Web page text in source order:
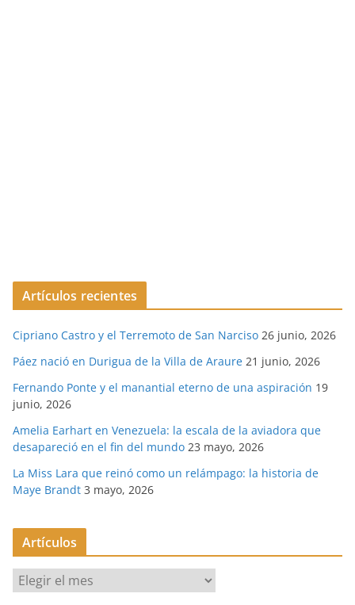
Artículos recientes
Cipriano Castro y el Terremoto de San Narciso 26 junio, 2026
Páez nació en Durigua de la Villa de Araure 21 junio, 2026
Fernando Ponte y el manantial eterno de una aspiración 19
junio, 2026
Amelia Earhart en Venezuela: la escala de la aviadora que
desapareció en el fin del mundo 23 mayo, 2026
La Miss Lara que reinó como un relámpago: la historia de
Maye Brandt 3 mayo, 2026
Artículos